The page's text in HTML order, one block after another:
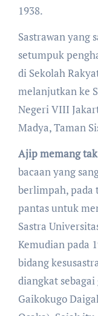
1938.
Sastrawan yang
setumpuk
di Sekolah
melanjutkan ke
Negeri VIII
Madya, Taman
Ajip memang
bacaan yang
berlimpah, pada
pantas untuk
Sastra
Kemudian pada
bidang
diangkat
Gaikokugo